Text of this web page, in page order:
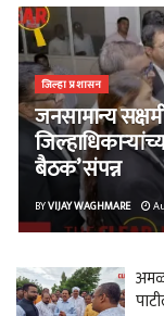
जिल्हा प्रशासन
जनसामान्य
बैठक’ संपन्न
BYVIJAY WAGHMARE